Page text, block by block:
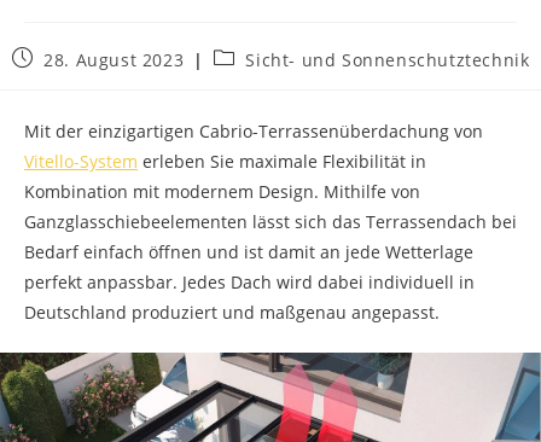
Beitrag28. August 2023
Beitrags-
Sicht- und Sonnenschutztechnik
Mit der einzigartigen Cabrio-Terrassenüberdachung von
Vitello-System erleben Sie maximale Flexibilität in
Kombination mit modernem Design. Mithilfe von
Ganzglasschiebeelementen lässt sich das Terrassendach bei
Bedarf einfach öffnen und ist damit an jede Wetterlage
perfekt anpassbar. Jedes Dach wird dabei individuell in
Deutschland produziert und maßgenau angepasst.